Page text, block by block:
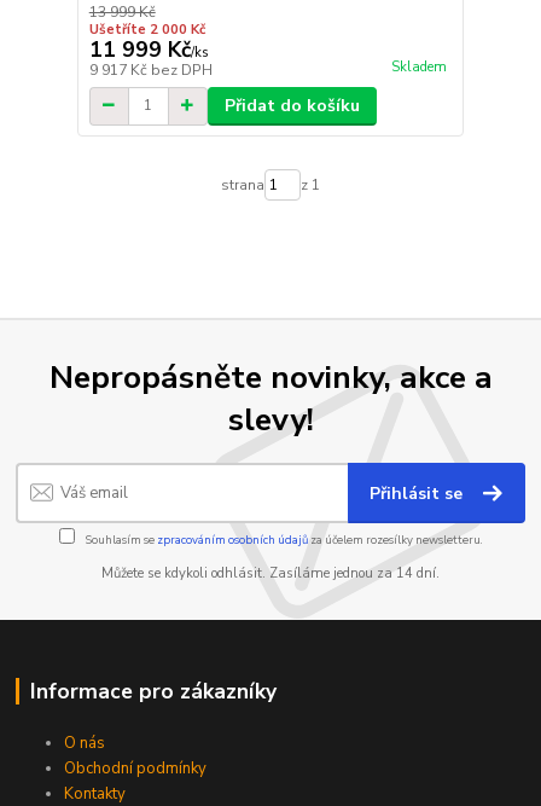
13 999 Kč
Ušetříte 2 000 Kč
11 999 Kč/ks
9 917 Kč bez DPH Skladem
Přidat do košíku
strana z 1
Nepropásněte novinky, akce a
slevy!
Přihlásit se
Souhlasím se zpracováním osobních údajůza účelem rozesílky newsletteru.
Můžete se kdykoli odhlásit. Zasíláme jednou za 14 dní.
Informace pro zákazníky
O nás
Obchodní podmínky
Kontakty